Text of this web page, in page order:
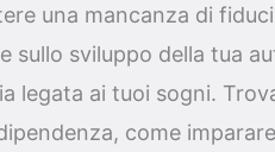
una mancanza di
sviluppo della tua
legata ai tuoi sogni.
come